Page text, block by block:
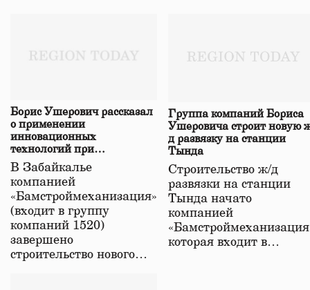
Борис Ушерович рассказал
о применении
инновационных
технологий при
строительстве нового моста
в Забайкалье
В Забайкалье
компанией
«Бамстроймеханизация»
(входит в группу
компаний 1520)
завершено
строительство нового…
Группа компаний Бориса
Ушеровича строит новую
д развязку на станции
Тында
Строительство ж/д
развязки на станции
Тында начато
компанией
которая входит в…